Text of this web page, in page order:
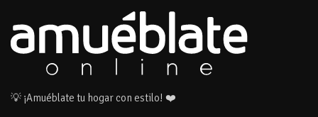
💡 ¡Amuéblate tu hogar con estilo! ❤️